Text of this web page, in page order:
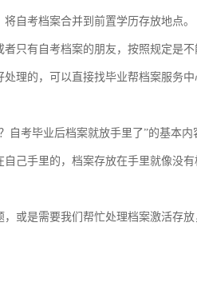
自考档案合并到前置学历存放地点。
只有自考档案的朋友，按照规定是不
理的，可以直接找毕业帮档案服务
自考毕业后档案就放手里了”的基本
己手里的，档案存放在手里就像没
或是需要我们帮忙处理档案激活存放